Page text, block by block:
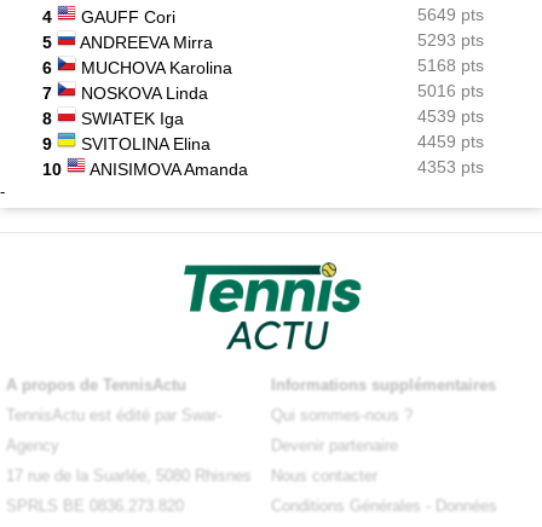
4
GAUFF Cori
5649 pts
5
ANDREEVA Mirra
5293 pts
6
MUCHOVA Karolina
5168 pts
7
NOSKOVA Linda
5016 pts
8
SWIATEK Iga
4539 pts
9
SVITOLINA Elina
4459 pts
10
ANISIMOVA Amanda 4353 pts
-
A propos de TennisActu
TennisActu est édité par Swar-
Agency
17 rue de la Suarlée, 5080 Rhisnes
SPRLS BE 0836.273.820
Informations supplémentaires
Qui sommes-nous ?
Devenir partenaire
Nous contacter
Conditions Générales
Données